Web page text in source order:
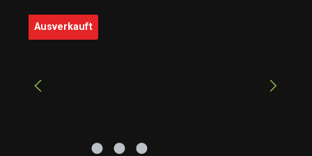
Bildergalerie überspringen
Ausverkauft